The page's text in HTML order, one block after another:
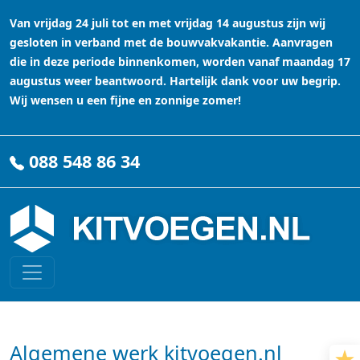
Van vrijdag 24 juli tot en met vrijdag 14 augustus zijn wij
gesloten in verband met de bouwvakvakantie. Aanvragen
die in deze periode binnenkomen, worden vanaf maandag 17
augustus weer beantwoord. Hartelijk dank voor uw begrip.
Wij wensen u een fijne en zonnige zomer!
088 548 86 34
Algemene werk kitvoegen.nl